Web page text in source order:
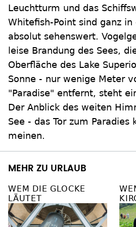
Leuchtturm und das
Whitefish-Point sind ganz in
absolut sehenswert.
leise Brandung des Sees,
Oberfläche des Lake
Sonne - nur wenige Meter
"Paradise" entfernt, steht
Der Anblick des weiten
See - das Tor zum Paradies
meinen.
MEHR ZU URLAUB
WEM DIE GLOCKE
LÄUTET